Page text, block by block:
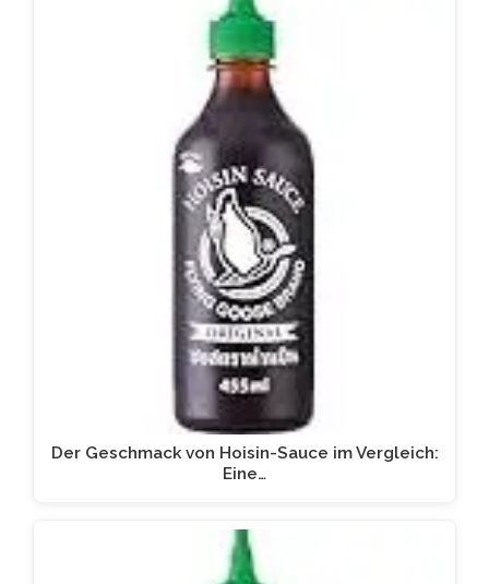
Der Geschmack von Hoisin-Sauce im Vergleich:
Eine…